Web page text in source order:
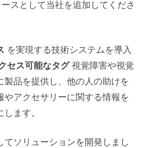
スとして当社を追加してくださ
を実現する技術システムを導入
セス可能なタグ視覚障害や視覚
製品を提供し、他の人の助けを
やアクセサリーに関する情報を
ます。
てソリューションを開発しまし